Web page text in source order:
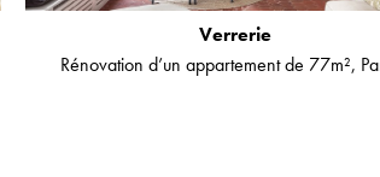
Verrerie
Rénovation d’un appartement de 77m²,